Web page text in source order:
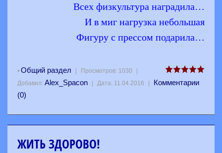
Всех физкультура наградила…
И в миг нагрузка небольшая
Фигуру с прессом подарила…
• Общий раздел | Просмотров: 1030
|
Добавил: Alex_Spacon | Дата: 11.04.2016 |
Комментарии
(0)
ЖИТЬ ЗДОРОВО!